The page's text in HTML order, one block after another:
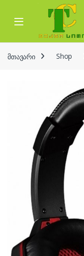
Skip to navigation
Skip to content
Open
მთავარი Shop